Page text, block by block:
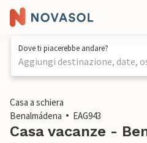
Dove ti piacerebbe andare?
Aggiungi destinazione, date,
1 / 26
Casa a schiera
Benalmádena
EAG943
Casa vacanze -